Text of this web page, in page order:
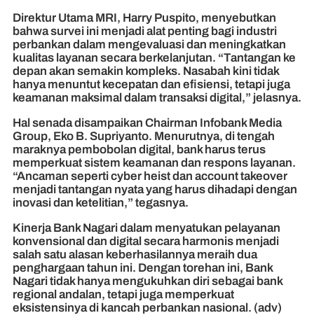
Direktur Utama MRI, Harry Puspito, menyebutkan
bahwa survei ini menjadi alat penting bagi industri
perbankan dalam mengevaluasi dan meningkatkan
kualitas layanan secara berkelanjutan. “Tantangan ke
depan akan semakin kompleks. Nasabah kini tidak
hanya menuntut kecepatan dan efisiensi, tetapi juga
keamanan maksimal dalam transaksi digital,” jelasnya.
Hal senada disampaikan Chairman Infobank Media
Group, Eko B. Supriyanto. Menurutnya, di tengah
maraknya pembobolan digital, bank harus terus
memperkuat sistem keamanan dan respons layanan.
“Ancaman seperti cyber heist dan account takeover
menjadi tantangan nyata yang harus dihadapi dengan
inovasi dan ketelitian,” tegasnya.
Kinerja Bank Nagari dalam menyatukan pelayanan
konvensional dan digital secara harmonis menjadi
salah satu alasan keberhasilannya meraih dua
penghargaan tahun ini. Dengan torehan ini, Bank
Nagari tidak hanya mengukuhkan diri sebagai bank
regional andalan, tetapi juga memperkuat
eksistensinya di kancah perbankan nasional. (adv)